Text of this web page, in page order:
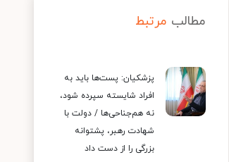
مطالب مرتبط
پزشکیان: پست‌ها باید به
افراد شایسته سپرده شود،
نه هم‌جناحی‌ها / دولت با
شهادت رهبر، پشتوانه
بزرگی را از دست داد